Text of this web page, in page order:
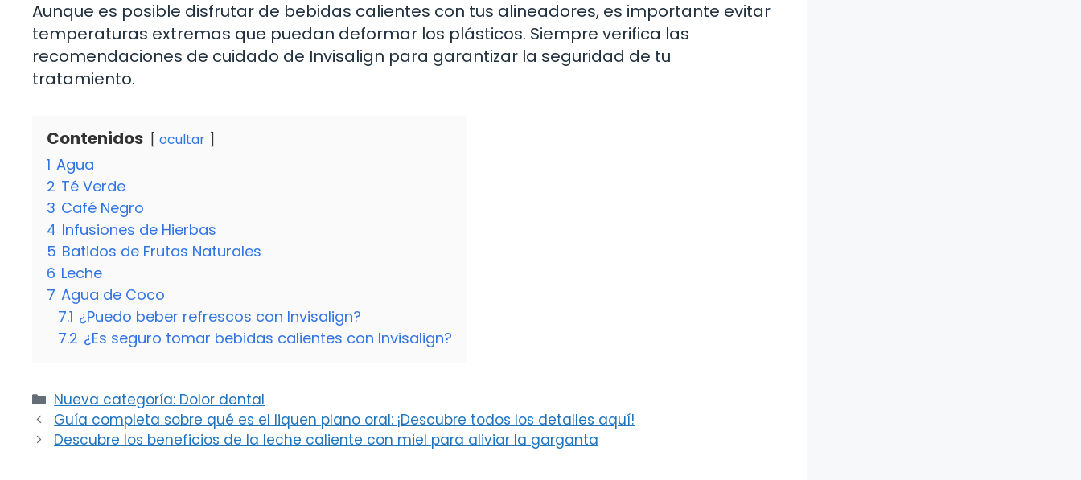
Aunque es posible disfrutar de bebidas calientes con tus alineadores, es importante evitar
temperaturas extremas que puedan deformar los plásticos. Siempre verifica las
recomendaciones de cuidado de Invisalign para garantizar la seguridad de tu
tratamiento.
Contenidos ocultar
1 Agua
2 Té Verde
3 Café Negro
4 Infusiones de Hierbas
5 Batidos de Frutas Naturales
6 Leche
7 Agua de Coco
7.1 ¿Puedo beber refrescos con Invisalign?
7.2 ¿Es seguro tomar bebidas calientes con Invisalign?
Categorías
Nueva categoría: Dolor dental
Guía completa sobre qué es el liquen plano oral: ¡Descubre todos los detalles aquí!
Descubre los beneficios de la leche caliente con miel para aliviar la garganta